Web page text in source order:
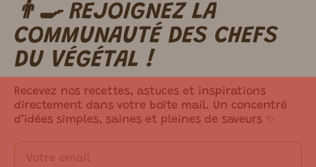
👨‍🍳 REJOIGNEZ LA
COMMUNAUTÉ DES CHEFS
DU VÉGÉTAL !
Recevez nos recettes, astuces et inspirations
directement dans votre boîte mail. Un concentré
d’idées simples, saines et pleines de saveurs ✨
ici.